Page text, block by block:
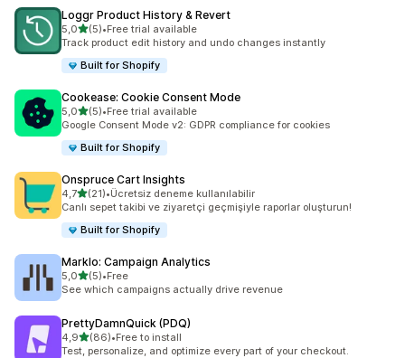
Loggr Product History & Revert
5,05 yıldız üzerinden
(5)
toplam 5 değerlendirme
•Free trial available
Track product edit history and undo changes instantly
Built for Shopify
Cookease: Cookie Consent Mode
5,05 yıldız üzerinden
(5)
toplam 5 değerlendirme
•Free trial available
Google Consent Mode v2: GDPR compliance for cookies
Built for Shopify
Onspruce Cart Insights
4,75 yıldız üzerinden
(21)
toplam 21 değerlendirme
•Ücretsiz deneme kullanılabilir
Canlı sepet takibi ve ziyaretçi geçmişiyle raporlar oluşturun!
Built for Shopify
Marklo: Campaign Analytics
5,05 yıldız üzerinden
(5)
toplam 5 değerlendirme
•Free
See which campaigns actually drive revenue
PrettyDamnQuick (PDQ)
4,95 yıldız üzerinden
(86)
toplam 86 değerlendirme
•Free to install
Test, personalize, and optimize every part of your checkout.